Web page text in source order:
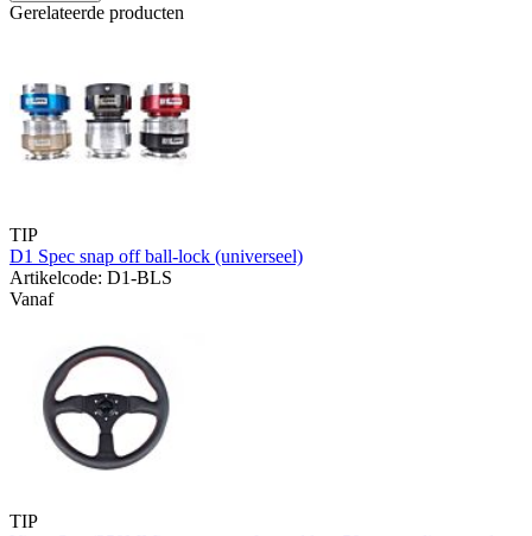
Gerelateerde producten
TIP
D1 Spec snap off ball-lock (universeel)
Artikelcode: D1-BLS
Vanaf
TIP